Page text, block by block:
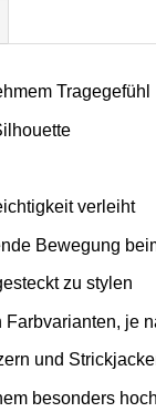
Tragegefühl
verleiht
Bewegung
zu stylen
je
und
besonders